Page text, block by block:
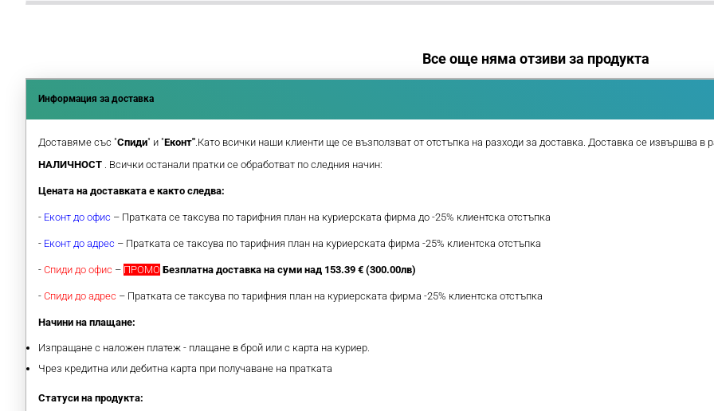
Все още няма отзиви за продукта
Информация за доставка
Доставяме със "Спиди" и "Еконт" .Като всички наши клиенти ще се възползват от отстъпка на разходи за доставка. Доставка се извършва в
НАЛИЧНОСТ
. Всички останали пратки се обработват по следния начин:
Цената на доставката е както следва:
- Еконт до офис – Пратката се таксува по тарифния план на куриерската фирма до -25% клиентска отстъпка
- Еконт до адрес – Пратката се таксува по тарифния план на куриерската фирма -25% клиентска отстъпка
- Спиди до офис – ПРОМО Безплатна доставка на суми над 153.39 € (300.00лв)
- Спиди до адрес – Пратката се таксува по тарифния план на куриерската фирма -25% клиентска отстъпка
Начини на плащане:
Изпращане с наложен платеж - плащане в брой или с карта на куриер.
Чрез кредитна или дебитна карта при получаване на пратката
Статуси на продукта: